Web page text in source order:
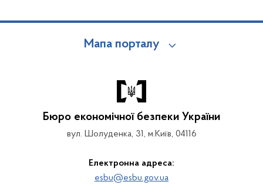
Мапа порталу
Бюро економічної безпеки України
вул. Шолуденка, 31, м.Київ, 04116
Електронна адреса:
esbu@esbu.gov.ua